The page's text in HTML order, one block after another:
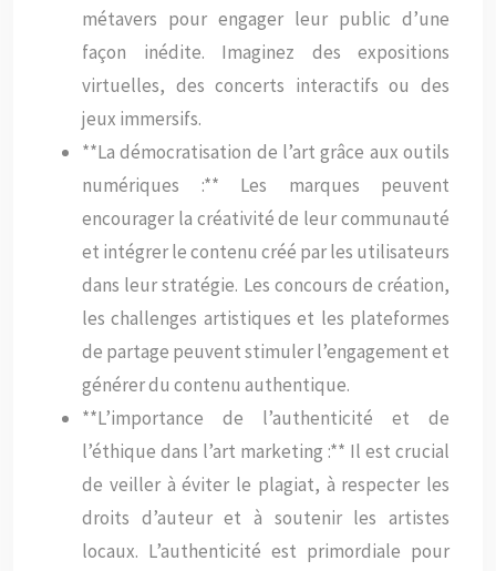
métavers pour engager leur public d’une
façon inédite. Imaginez des expositions
virtuelles, des concerts interactifs ou des
jeux immersifs.
**La démocratisation de l’art grâce aux outils
numériques :** Les marques peuvent
encourager la créativité de leur communauté
et intégrer le contenu créé par les utilisateurs
dans leur stratégie. Les concours de création,
les challenges artistiques et les plateformes
de partage peuvent stimuler l’engagement et
générer du contenu authentique.
**L’importance de l’authenticité et de
l’éthique dans l’art marketing :** Il est crucial
de veiller à éviter le plagiat, à respecter les
droits d’auteur et à soutenir les artistes
locaux. L’authenticité est primordiale pour